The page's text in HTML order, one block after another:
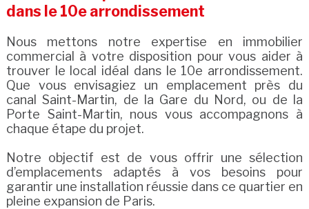
dans le 10e arrondissement
Nous mettons notre expertise en immobilier
commercial à votre disposition pour vous aider à
trouver le local idéal dans le 10e arrondissement.
Que vous envisagiez un emplacement près du
canal Saint-Martin, de la Gare du Nord, ou de la
Porte Saint-Martin, nous vous accompagnons à
chaque étape du projet.
Notre objectif est de vous offrir une sélection
d’emplacements adaptés à vos besoins pour
garantir une installation réussie dans ce quartier en
pleine expansion de Paris.